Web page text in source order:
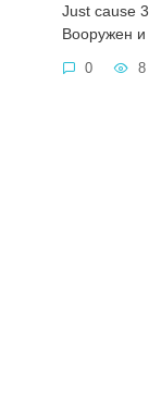
Just cause
Вооружен и
0 8